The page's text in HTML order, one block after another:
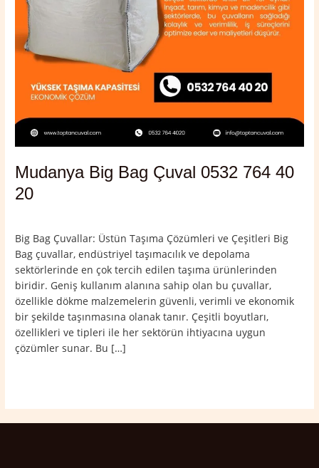
Mudanya Big Bag Çuval 0532 764 40
20
Big Bag Çuvallar: Üstün Taşıma Çözümleri ve Çeşitleri Big
Bag çuvallar, endüstriyel taşımacılık ve depolama
sektörlerinde en çok tercih edilen taşıma ürünlerinden
biridir. Geniş kullanım alanına sahip olan bu çuvallar,
özellikle dökme malzemelerin güvenli, verimli ve ekonomik
bir şekilde taşınmasına olanak tanır. Çeşitli boyutları,
özellikleri ve tipleri ile her sektörün ihtiyacına uygun
çözümler sunar. Bu […]